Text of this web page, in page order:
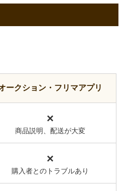
ークション・フリマアプリ
×
商品説明、配送が大変
×
購入者とのトラブルあり